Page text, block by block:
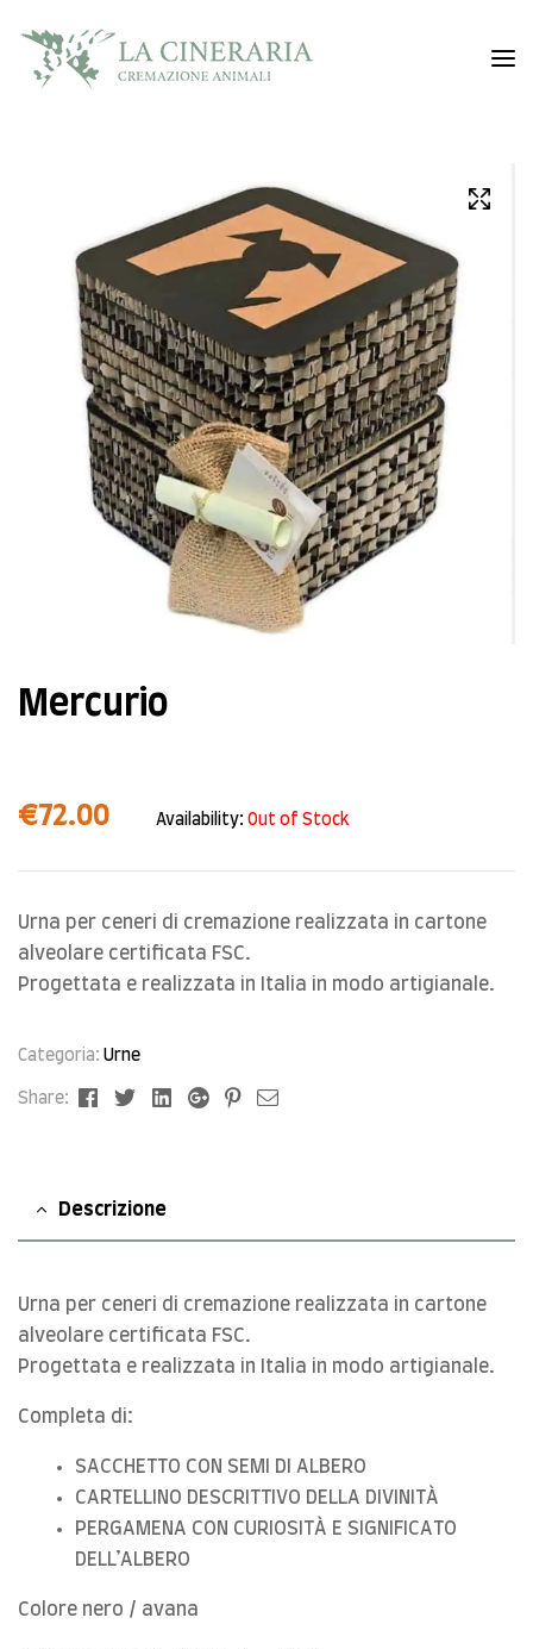
Mercurio
€72.00 Availability: Out of Stock
Urna per ceneri di cremazione realizzata in cartone
alveolare certificata FSC.
Progettata e realizzata in Italia in modo artigianale.
Categoria: Urne
Share: Facebook
TwitterLinkedinGoogle+Pinterest
Email
Descrizione
Urna per ceneri di cremazione realizzata in cartone
alveolare certificata FSC.
Progettata e realizzata in Italia in modo artigianale.
Completa di:
SACCHETTO CON SEMI DI ALBERO
CARTELLINO DESCRITTIVO DELLA DIVINITÀ
PERGAMENA CON CURIOSITÀ E SIGNIFICATO
DELL’ALBERO
Colore nero / avana